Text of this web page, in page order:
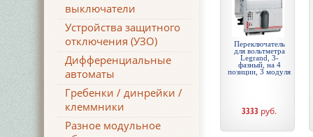
выключатели
Устройства защитного
отключения (УЗО)
Дифференциальные
автоматы
Гребенки / динрейки /
клеммники
Разное модульное
Переключатель
для вольтметра
Legrand, 3-
фазный, на 4
позиции, 3 модуля
3333 руб.